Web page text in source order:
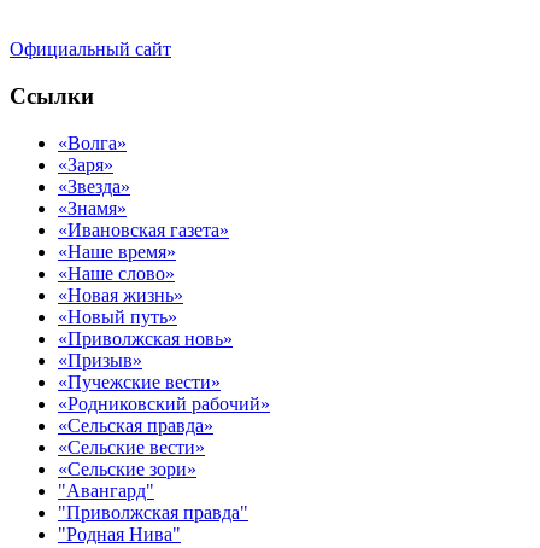
Официальный сайт
Ссылки
«Волга»
«Заря»
«Звезда»
«Знамя»
«Ивановская газета»
«Наше время»
«Наше слово»
«Новая жизнь»
«Новый путь»
«Приволжская новь»
«Призыв»
«Пучежские вести»
«Родниковский рабочий»
«Сельская правда»
«Сельские вести»
«Сельские зори»
"Авангард"
"Приволжская правда"
"Родная Нива"